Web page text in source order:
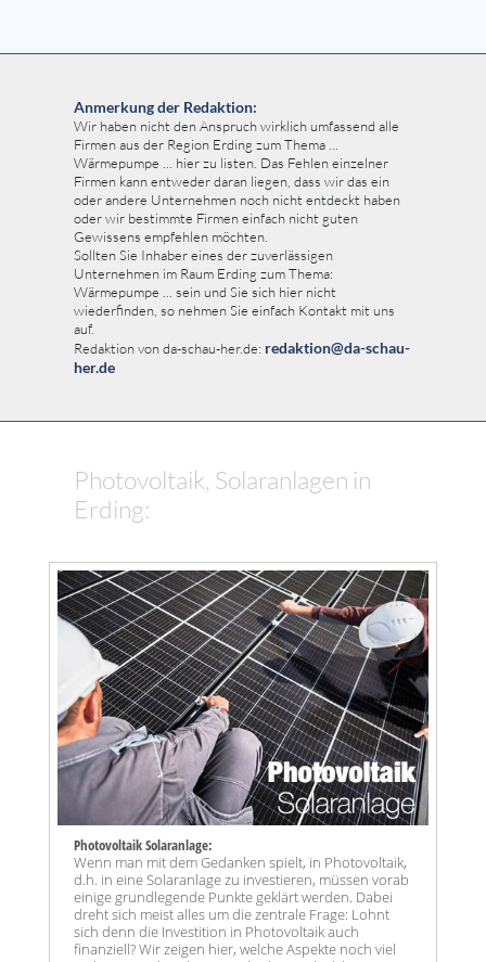
Anmerkung der Redaktion:
Wir haben nicht den Anspruch wirklich umfassend alle
Firmen aus der Region Erding zum Thema ...
Wärmepumpe ... hier zu listen. Das Fehlen einzelner
Firmen kann entweder daran liegen, dass wir das ein
oder andere Unternehmen noch nicht entdeckt haben
oder wir bestimmte Firmen einfach nicht guten
Gewissens empfehlen möchten.
Sollten Sie Inhaber eines der zuverlässigen
Unternehmen im Raum Erding zum Thema:
Wärmepumpe ... sein und Sie sich hier nicht
wiederfinden, so nehmen Sie einfach Kontakt mit uns
auf.
Redaktion von da-schau-her.de: redaktion@da-schau-
her.de
Photovoltaik, Solaranlagen in
Erding:
Photovoltaik Solaranlage:
Wenn man mit dem Gedanken spielt, in Photovoltaik,
d.h. in eine Solaranlage zu investieren, müssen vorab
einige grundlegende Punkte geklärt werden. Dabei
dreht sich meist alles um die zentrale Frage: Lohnt
sich denn die Investition in Photovoltaik auch
finanziell? Wir zeigen hier, welche Aspekte noch viel